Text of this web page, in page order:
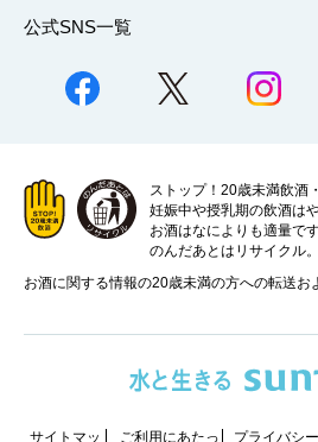
公式SNS一覧
ストップ！20歳未満飲酒
妊娠中や授乳期の飲酒は
お酒はなによりも適量です
のんだあとはリサイクル。
お酒に関する情報の20歳未満の方への転送お
サイトマッ ご利用にあたっ プライバシ